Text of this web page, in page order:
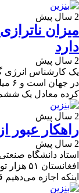
2 سال پیش
میزان
دارد
2 سال پیش
یک کارشناس انرژی
در
کرده معادل یک
2 سال پیش
راهکار عبور
2 سال پیش
استاد دانشگاه
اینکه اجازه می‌دهیم